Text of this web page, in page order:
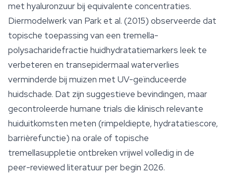
met hyaluronzuur bij equivalente concentraties.
Diermodelwerk van Park et al. (2015) observeerde dat
topische toepassing van een tremella-
polysacharidefractie huidhydratatiemarkers leek te
verbeteren en transepidermaal waterverlies
verminderde bij muizen met UV-geïnduceerde
huidschade. Dat zijn suggestieve bevindingen, maar
gecontroleerde humane trials die klinisch relevante
huiduitkomsten meten (rimpeldiepte, hydratatiescore,
barrièrefunctie) na orale of topische
tremellasuppletie ontbreken vrijwel volledig in de
peer-reviewed literatuur per begin 2026.